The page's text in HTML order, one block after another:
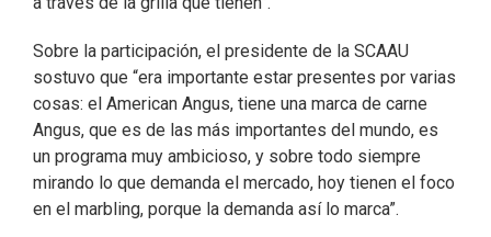
Sobre la participación, el presidente de la SCAAU
sostuvo que “era importante estar presentes por varias
cosas: el American Angus, tiene una marca de carne
Angus, que es de las más importantes del mundo, es
un programa muy ambicioso, y sobre todo siempre
mirando lo que demanda el mercado, hoy tienen el foco
en el marbling, porque la demanda así lo marca”.